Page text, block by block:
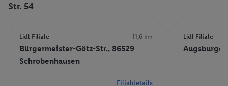
Str. 54
Lidl Filiale 11,6 km
Bürgermeister-Götz-Str., 86529
Schrobenhausen
Filialdetails
Lidl Filiale
Augsburger